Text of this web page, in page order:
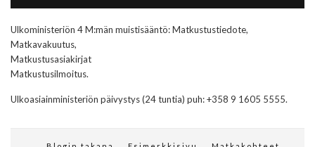
Ulkoministeriön 4 M:män muistisääntö: Matkustustiedote,
Matkavakuutus,
Matkustusasiakirjat
Matkustusilmoitus.
Ulkoasiainministeriön päivystys (24 tuntia) puh: +358 9 1605 5555.